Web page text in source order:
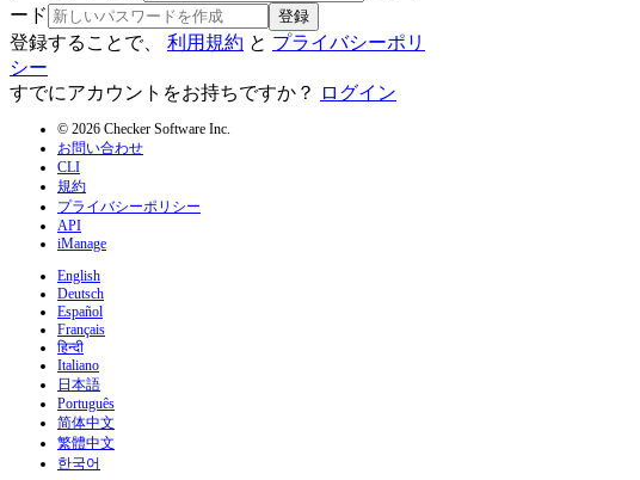
ード
登録
登録することで、 利用規約 と プライバシーポリ
シー
すでにアカウントをお持ちですか？
ログイン
© 2026 Checker Software Inc.
お問い合わせ
CLI
規約
プライバシーポリシー
API
iManage
English
Deutsch
Español
Français
हिन्दी
Italiano
日本語
Português
简体中文
繁體中文
한국어